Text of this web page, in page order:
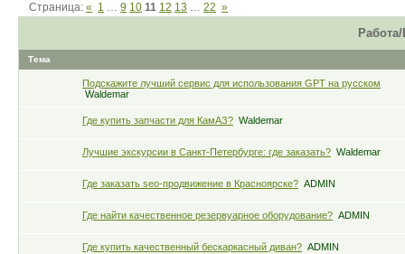
Страница:« 1 … 9 10 11 12 13 … 22 »
Тема
Подскажите лучший сервис для использования GPT на русском
Waldemar
Где купить запчасти для КамАЗ? Waldemar
Лучшие экскурсии в Санкт-Петербурге: где заказать? Waldemar
Где заказать seo-продвижение в Красноярске? ADMIN
Где найти качественное резервуарное оборудование? ADMIN
Где купить качественный бескаркасный диван? ADMIN